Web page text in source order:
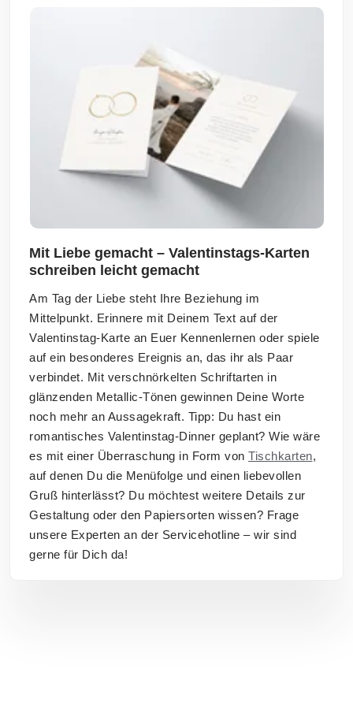
Mit Liebe gemacht – Valentinstags-Karten
schreiben leicht gemacht
Am Tag der Liebe steht Ihre Beziehung im
Mittelpunkt. Erinnere mit Deinem Text auf der
Valentinstag-Karte an Euer Kennenlernen oder spiele
auf ein besonderes Ereignis an, das ihr als Paar
verbindet. Mit verschnörkelten Schriftarten in
glänzenden Metallic-Tönen gewinnen Deine Worte
noch mehr an Aussagekraft. Tipp: Du hast ein
romantisches Valentinstag-Dinner geplant? Wie wäre
es mit einer Überraschung in Form von Tischkarten,
auf denen Du die Menüfolge und einen liebevollen
Gruß hinterlässt? Du möchtest weitere Details zur
Gestaltung oder den Papiersorten wissen? Frage
unsere Experten an der Servicehotline – wir sind
gerne für Dich da!